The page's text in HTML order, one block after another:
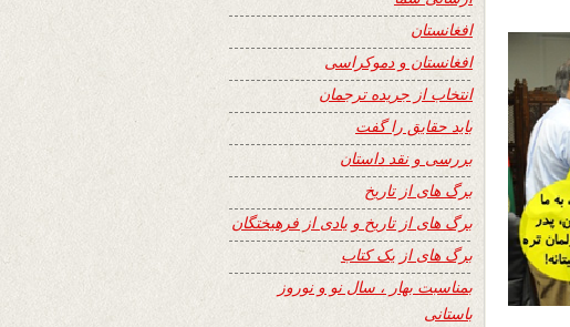
افغانستان
افغانستان و دموکراسی
انتخاب از جریده ترجمان
باید حقایق را گفت
بررسی و نقد داستان
برگ های از تاریخ
برگ های از تاریخ و یادی از فرهیختگان
برگ های از یک کتاب
بمناسبت بهار ، سال نو و نوروز
باستانی